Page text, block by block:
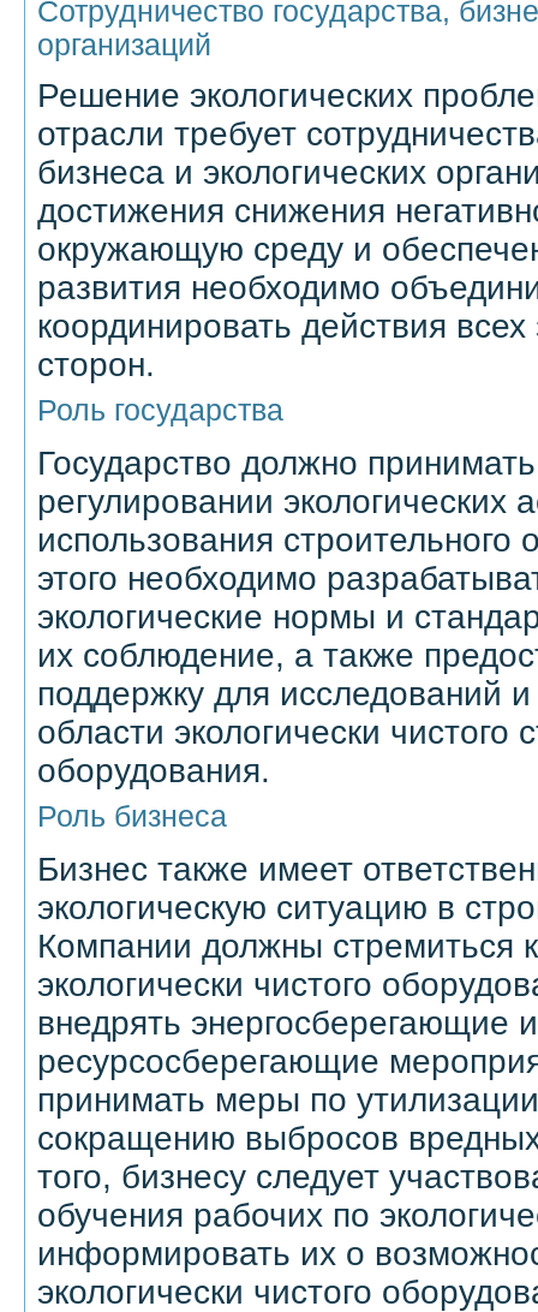
Сотрудничество государства,
организаций
Решение экологических
отрасли требует
бизнеса и экологических
достижения снижения
окружающую среду и
развития необходимо
координировать действия
сторон.
Роль государства
Государство должно
регулировании экологических
использования строительного
этого необходимо
экологические нормы и
их соблюдение, а также
поддержку для исследований
области экологически чистого
оборудования.
Роль бизнеса
Бизнес также имеет
экологическую ситуацию в
Компании должны стремиться
экологически чистого
внедрять энергосберегающие и
ресурсосберегающие
принимать меры по
сокращению выбросов
того, бизнесу следует
обучения рабочих по
информировать их о
экологически чистого